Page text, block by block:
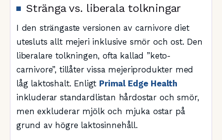
Stränga vs. liberala tolkningar
I den strängaste versionen av carnivore diet
utesluts allt mejeri inklusive smör och ost. Den
liberalare tolkningen, ofta kallad ”keto-
carnivore”, tillåter vissa mejeriprodukter med
låg laktoshalt. Enligt Primal Edge Health
inkluderar standardlistan hårdostar och smör,
men exkluderar mjölk och mjuka ostar på
grund av högre laktosinnehåll.